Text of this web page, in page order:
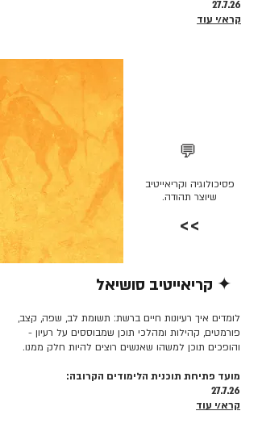
27.7.26
קרא/י עוד
💬
פסיכולוגיה וקריאייטיב
שיוצר תהודה.
>>
✦ קריאייטיב סושיאל
לומדים איך רעיונות חיים ברשת: תשומת לב, שפה, קצב,
פורמטים, קהילות ומהלכי תוכן שמבוססים על רעיון -
והופכים תוכן למשהו שאנשים רוצים להיות חלק ממנו.
מועד פתיחת תוכנית הלימודים הקרובה:
27.7.26
קרא/י עוד